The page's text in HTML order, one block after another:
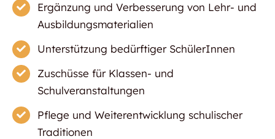
Ergänzung und Verbesserung von Lehr- und
Ausbildungsmaterialien
Unterstützung bedürftiger SchülerInnen
Zuschüsse für Klassen- und
Schulveranstaltungen
Pflege und Weiterentwicklung schulischer
Traditionen